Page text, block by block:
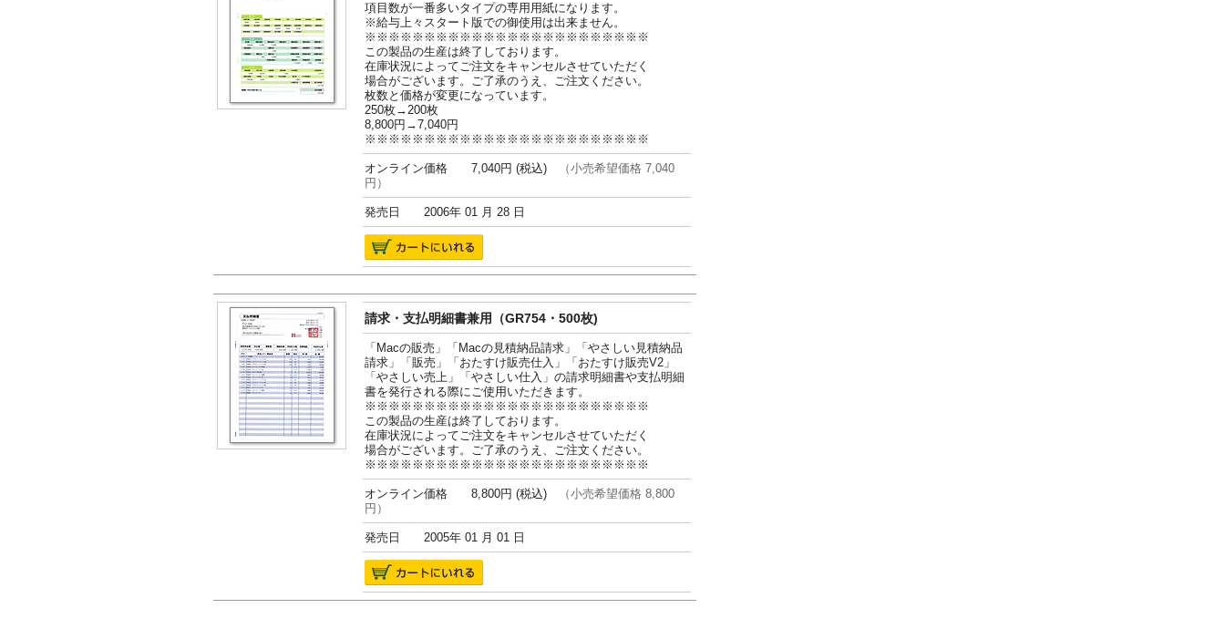
項目数が一番多いタイプの専用用紙になります。
※給与上々スタート版での御使用は出来ません。
※※※※※※※※※※※※※※※※※※※※※※※※
この製品の生産は終了しております。
在庫状況によってご注文をキャンセルさせていただく
場合がございます。ご了承のうえ、ご注文ください。
枚数と価格が変更になっています。
250枚→200枚
8,800円→7,040円
※※※※※※※※※※※※※※※※※※※※※※※※
オンライン価格 7,040円 (税込)
（小売希望価格 7,040
円）
発売日 2006年 01 月 28 日
請求・支払明細書兼用（GR754・500枚)
「Macの販売」「Macの見積納品請求」「やさしい見積納品
請求」「販売」「おたすけ販売仕入」「おたすけ販売V2」
「やさしい売上」「やさしい仕入」の請求明細書や支払明細
書を発行される際にご使用いただきます。
※※※※※※※※※※※※※※※※※※※※※※※※
この製品の生産は終了しております。
在庫状況によってご注文をキャンセルさせていただく
場合がございます。ご了承のうえ、ご注文ください。
※※※※※※※※※※※※※※※※※※※※※※※※
オンライン価格 8,800円 (税込)
（小売希望価格 8,800
円）
発売日 2005年 01 月 01 日